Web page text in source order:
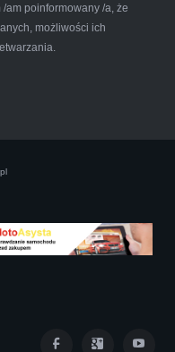
nie oszukuje.
am poinformowany /a, że
możliwości ich